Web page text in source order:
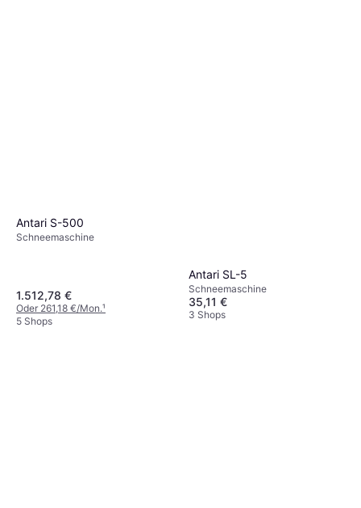
Antari S-500
Schneemaschine
1.512,78 €
Oder 261,18 €/Mon.¹
5 Shops
Antari SL-5
Schneemaschine
35,11 €
3 Shops